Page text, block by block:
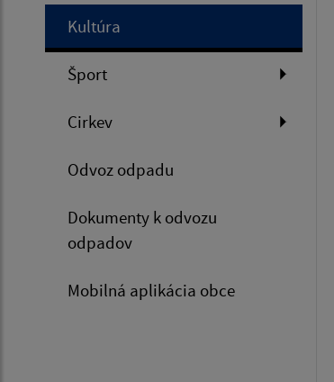
Kultúra
Šport
Cirkev
Odvoz odpadu
Dokumenty k odvozu
odpadov
Mobilná aplikácia obce